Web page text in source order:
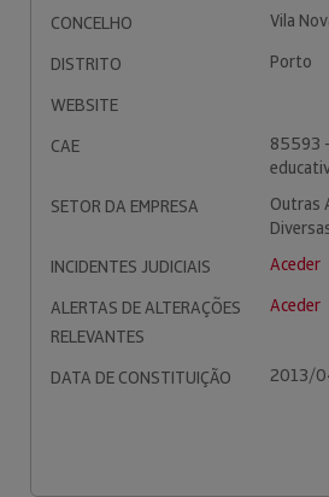
CONCELHO
Vila
DISTRITO
Porto
WEBSITE
CAE
85593
SETOR DA EMPRESA
Outras
INCIDENTES JUDICIAIS
Aceder
ALERTAS DE ALTERAÇÕES
RELEVANTES
Aceder
DATA DE CONSTITUIÇÃO 2013/